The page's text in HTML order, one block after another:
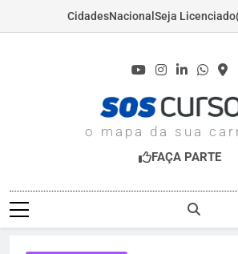
CidadesNacional Seja
o mapa da sua
FAÇA PARTE